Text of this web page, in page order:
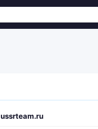
ussrteam.ru